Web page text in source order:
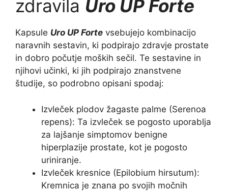
zdravila Uro UP Forte
Kapsule Uro UP Forte vsebujejo kombinacijo
naravnih sestavin, ki podpirajo zdravje prostate
in dobro počutje moških sečil. Te sestavine in
njihovi učinki, ki jih podpirajo znanstvene
študije, so podrobno opisani spodaj:
Izvleček plodov žagaste palme (Serenoa
repens): Ta izvleček se pogosto uporablja
za lajšanje simptomov benigne
hiperplazije prostate, kot je pogosto
uriniranje.
Izvleček kresnice (Epilobium hirsutum):
Kremnica je znana po svojih močnih